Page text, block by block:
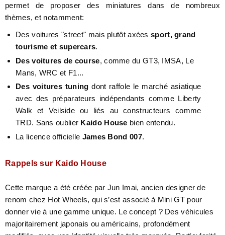
permet de proposer des miniatures dans de nombreux
thèmes, et notamment:
Des voitures "street" mais plutôt axées sport, grand
tourisme et supercars.
Des voitures de course, comme du GT3, IMSA, Le
Mans, WRC et F1...
Des voitures tuning dont raffole le marché asiatique
avec des préparateurs indépendants comme Liberty
Walk et Veilside ou liés au constructeurs comme
TRD. Sans oublier Kaido House bien entendu.
La licence officielle James Bond 007.
Rappels sur Kaido House
Cette marque a été créée par Jun Imai, ancien designer de
renom chez Hot Wheels, qui s’est associé à Mini GT pour
donner vie à une gamme unique. Le concept ? Des véhicules
majoritairement japonais ou américains, profondément